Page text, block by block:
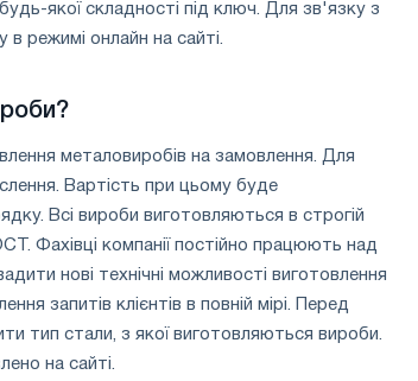
якої складності під ключ. Для зв'язку з
режимі онлайн на сайті.
металовиробів на замовлення. Для
Вартість при цьому буде
Всі вироби виготовляються в строгій
Фахівці компанії постійно працюють над
нові технічні можливості виготовлення
запитів клієнтів в повній мірі. Перед
тип стали, з якої виготовляються вироби.
на сайті.